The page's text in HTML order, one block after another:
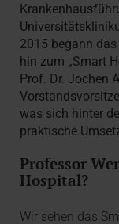
2015 begann
hin zum „Smart
Prof. Dr. Jochen
was sich hinter
praktische
Professor
Hospital?
Wir sehen das